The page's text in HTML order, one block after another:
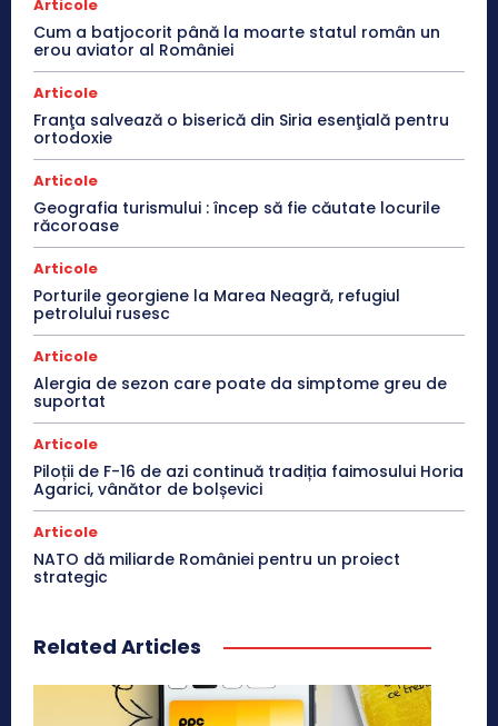
Articole
Cum a batjocorit până la moarte statul român un
erou aviator al României
Articole
Franţa salvează o biserică din Siria esenţială pentru
ortodoxie
Articole
Geografia turismului : încep să fie căutate locurile
răcoroase
Articole
Porturile georgiene la Marea Neagră, refugiul
petrolului rusesc
Articole
Alergia de sezon care poate da simptome greu de
suportat
Articole
Piloții de F-16 de azi continuă tradiția faimosului Horia
Agarici, vânător de bolșevici
Articole
NATO dă miliarde României pentru un proiect
strategic
Related Articles